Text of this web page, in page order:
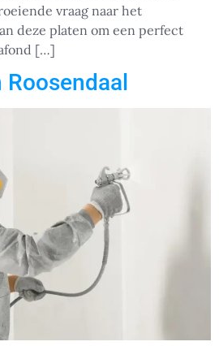
vraag naar het
deze platen om een perfect
[…]